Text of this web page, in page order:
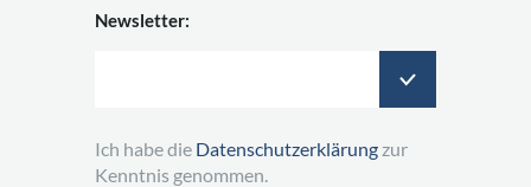
Newsletter:
Ich habe die Datenschutzerklärung zur
Kenntnis genommen.